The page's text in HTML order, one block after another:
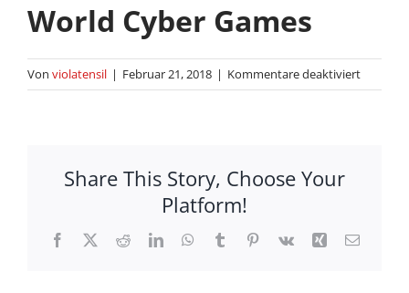
World Cyber Games
Von violatensil | Februar 21, 2018 | Kommentare deaktiviertfür
World
Share This Story, Choose Your
Platform!
Facebook
X RedditLinkedInWhatsApp
TumblrPinterest
Vk Xing E-